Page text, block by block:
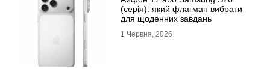
(серія): який флагман вибрати
для щоденних завдань
1 Червня, 2026